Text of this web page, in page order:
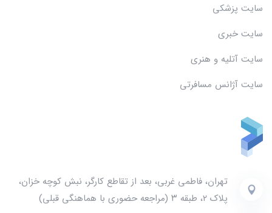
سایت پزشکی
سایت خبری
سایت آتلیه و هنری
سایت آژانس مسافرتی
تهران، فاطمی غربی، بعد از تقاطع کارگر، نبش کوچه خزان،
پلاک ۲، طبقه ۳ (مراجعه حضوری با هماهنگی قبلی)